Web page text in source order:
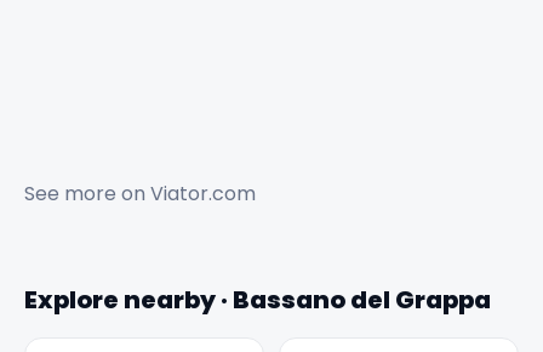
See more on Viator.com
Explore nearby · Bassano del Grappa